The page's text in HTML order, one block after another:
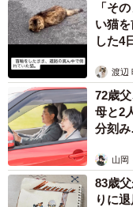
集団塾と併行して家庭教
乗せされる（イメージ画像
中受の保護者「
い」…教育にかか
ともすると、3年間
す。ただ、どんなに
をさせたいという親
「そ
い猫
した4
渡辺
72歳
母と2
分刻
山岡
83歳
りに